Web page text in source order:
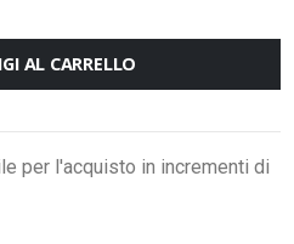
AL CARRELLO
per l'acquisto in incrementi di